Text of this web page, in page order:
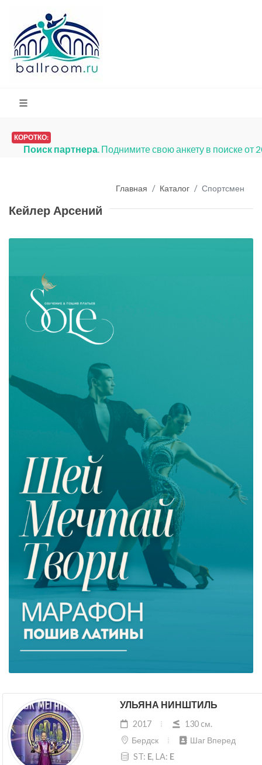
КОРОТКО:
Поиск партнера. Поднимите свою анкету в поиске от
Главная Каталог Спортсмен
Кейлер Арсений
УЛЬЯНА НИНШТИЛЬ
2017
130 cм.
Бердск
Шаг Вперед
ST: E, LA: E